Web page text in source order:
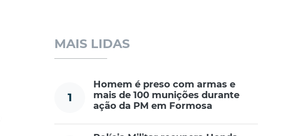
MAIS LIDAS
1
Homem é preso com armas e
mais de 100 munições durante
ação da PM em Formosa